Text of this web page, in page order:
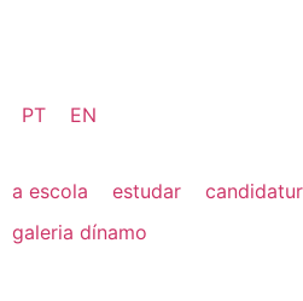
PT EN
a escola estudar
galeria dínamo